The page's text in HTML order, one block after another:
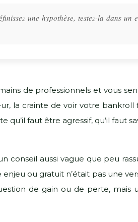
une hypothèse, testez-la dans
de professionnels et vous
la crainte de voir votre
faut être agressif, qu’il
conseil aussi vague que peu
ou gratuit n’était pas une
de gain ou de perte,